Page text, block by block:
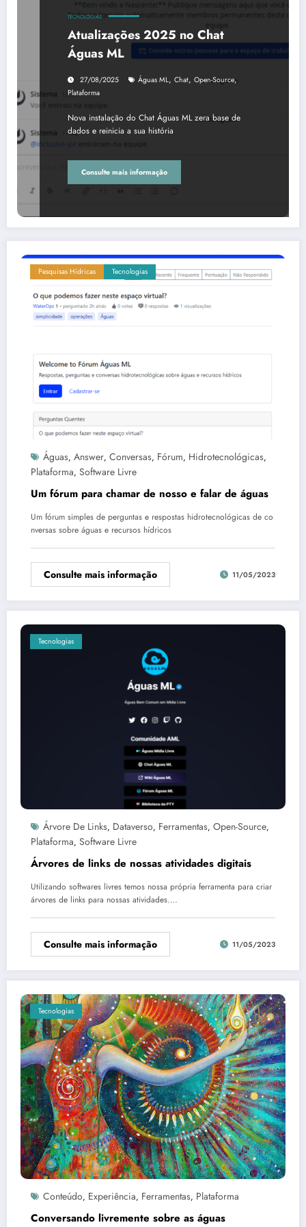
TECNOLOGIAS
Atualizações 2025 no Chat
Águas ML
27/08/2025 Águas ML, Chat, Open-Source,
Plataforma
Nova instalação do Chat Águas ML zera base de
dados e reinicia a sua história
Consulte mais informação
Pesquisas Hídricas Tecnologias
Águas, Answer, Conversas, Fórum, Hidrotecnológicas,
Plataforma, Software Livre
Um fórum para chamar de nosso e falar de águas
Um fórum simples de perguntas e respostas hidrotecnológicas de co
nversas sobre águas e recursos hídricos
Consulte mais informação 11/05/2023
Tecnologias
Árvore De Links, Dataverso, Ferramentas, Open-Source,
Plataforma, Software Livre
Árvores de links de nossas atividades digitais
Utilizando softwares livres temos nossa própria ferramenta para criar
árvores de links para nossas atividades.…
Consulte mais informação 11/05/2023
Tecnologias
Conteúdo, Experiência, Ferramentas, Plataforma
Conversando livremente sobre as águas